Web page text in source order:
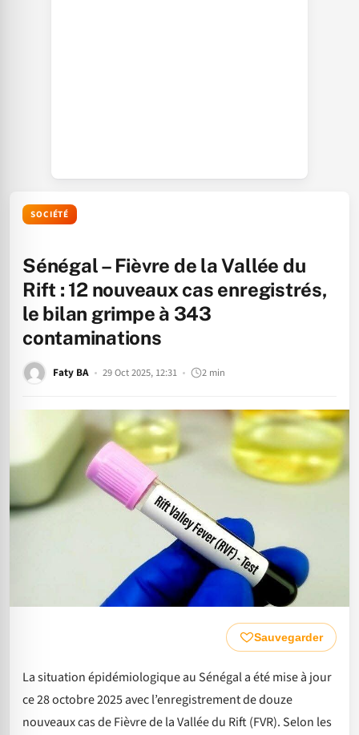
SOCIÉTÉ
Sénégal – Fièvre de la Vallée du
Rift : 12 nouveaux cas enregistrés,
le bilan grimpe à 343
contaminations
Faty BA 29 Oct 2025, 12:31 2 min
Sauvegarder
La situation épidémiologique au Sénégal a été mise à jour
ce 28 octobre 2025 avec l’enregistrement de douze
nouveaux cas de Fièvre de la Vallée du Rift (FVR). Selon les